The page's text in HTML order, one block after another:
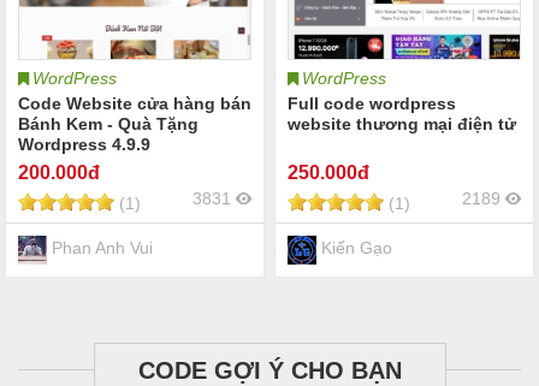
WordPress
Code Website cửa hàng bán
Bánh Kem - Quà Tặng
Wordpress 4.9.9
200.000đ
(1) 3831
Phan Anh Vui
WordPress
Full code wordpress
website thương mại điện tử
250.000đ
(1) 2189
Kiến Gạo
CODE GỢI Ý CHO BẠN